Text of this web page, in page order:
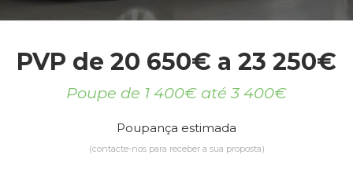
PVP de 20 650€ a 23 250€
Poupe de 1 400€ até 3 400€
Poupança estimada
(contacte-nos para receber a sua proposta)